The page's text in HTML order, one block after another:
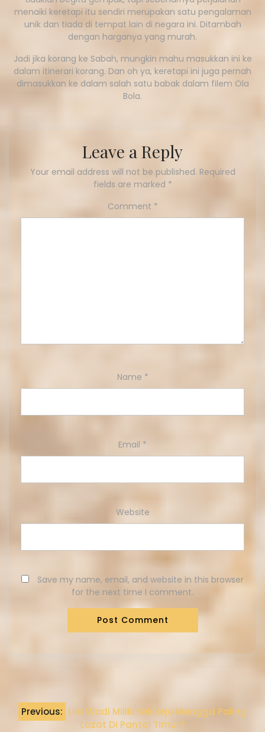
menaiki keretapi itu sendiri merupakan satu pengalaman
unik dan tiada di tempat lain di negara ini. Ditambah
dengan harganya yang murah.
Jadi jika korang ke Sabah, mungkin mahu masukkan ini ke
dalam itinerari korang. Dan oh ya, keretapi ini juga pernah
dimasukkan ke dalam salah satu babak dalam filem Ola
Bola.
Leave a Reply
Your email address will not be published. Required
fields are marked *
Comment *
Name *
Email *
Website
Save my name, email, and website in this browser
for the next time I comment.
Previous: Lila Wadi Miliki Kek Keju Mangga Paling
Lazat Di Pantai Timur?